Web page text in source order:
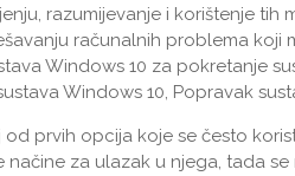
razumijevanje i korištenje tih
računalnih problema koji
Windows 10 za pokretanje
Windows 10, Popravak
prvih opcija koje se često
načine za ulazak u njega, tada